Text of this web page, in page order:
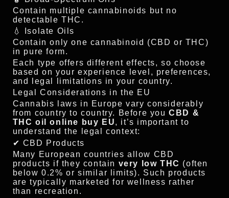
Contain multiple cannabinoids but no
detectable THC.
💧 Isolate Oils
Contain only one cannabinoid (CBD or THC)
in pure form.
Each type offers different effects, so choose
based on your experience level, preferences,
and legal limitations in your country.
Legal Considerations in the EU
Cannabis laws in Europe vary considerably
from country to country. Before youCBD &
THC oil online buy EU, it’s important to
understand the legal context:
✔ CBD Products
Many European countries allow CBD
products if they contain very low THC (often
below 0.2% or similar limits). Such products
are typically marketed for wellness rather
than recreation.